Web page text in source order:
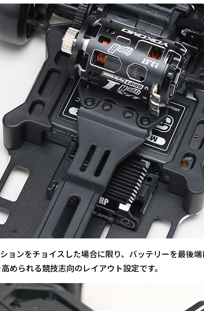
ョンをチョイスした場合に限り、バッテリーを最後
められる競技志向のレイアウト設定です。